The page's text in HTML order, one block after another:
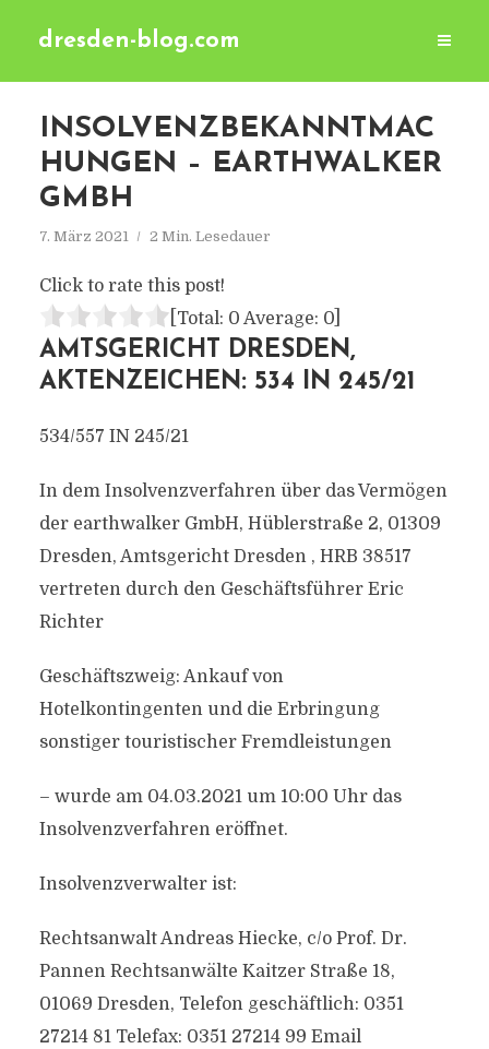
dresden-blog.com
INSOLVENZBEKANNTMAC
HUNGEN – EARTHWALKER
GMBH
7. März 2021 2 Min. Lesedauer
Click to rate this post!
[Total: 0 Average: 0]
AMTSGERICHT DRESDEN,
AKTENZEICHEN: 534 IN 245/21
534/557 IN 245/21
In dem Insolvenzverfahren über das Vermögen
der earthwalker GmbH, Hüblerstraße 2, 01309
Dresden, Amtsgericht Dresden , HRB 38517
vertreten durch den Geschäftsführer Eric
Richter
Geschäftszweig: Ankauf von
Hotelkontingenten und die Erbringung
sonstiger touristischer Fremdleistungen
– wurde am 04.03.2021 um 10:00 Uhr das
Insolvenzverfahren eröffnet.
Insolvenzverwalter ist:
Rechtsanwalt Andreas Hiecke, c/o Prof. Dr.
Pannen Rechtsanwälte Kaitzer Straße 18,
01069 Dresden, Telefon geschäftlich: 0351
27214 81 Telefax: 0351 27214 99 Email